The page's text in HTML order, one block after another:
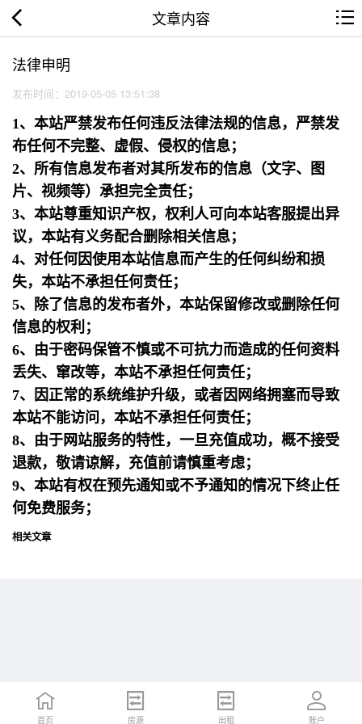
文章内容
法律申明
发布时间：2019-05-05 13:51:38
1、本站严禁发布任何违反法律法规的信息，严禁发
布任何不完整、虚假、侵权的信息；
2、所有信息发布者对其所发布的信息（文字、图
片、视频等）承担完全责任；
3、本站尊重知识产权，权利人可向本站客服提出异
议，本站有义务配合删除相关信息；
4、对任何因使用本站信息而产生的任何纠纷和损
失，本站不承担任何责任；
5、除了信息的发布者外，本站保留修改或删除任何
信息的权利；
6、由于密码保管不慎或不可抗力而造成的任何资料
丢失、窜改等，本站不承担任何责任；
7、因正常的系统维护升级，或者因网络拥塞而导致
本站不能访问，本站不承担任何责任；
8、由于网站服务的特性，一旦充值成功，概不接受
退款，敬请谅解，充值前请慎重考虑；
9、本站有权在预先通知或不予通知的情况下终止任
何免费服务；
相关文章
首页 招聘 简历 账户
首页 房源 出租 账户